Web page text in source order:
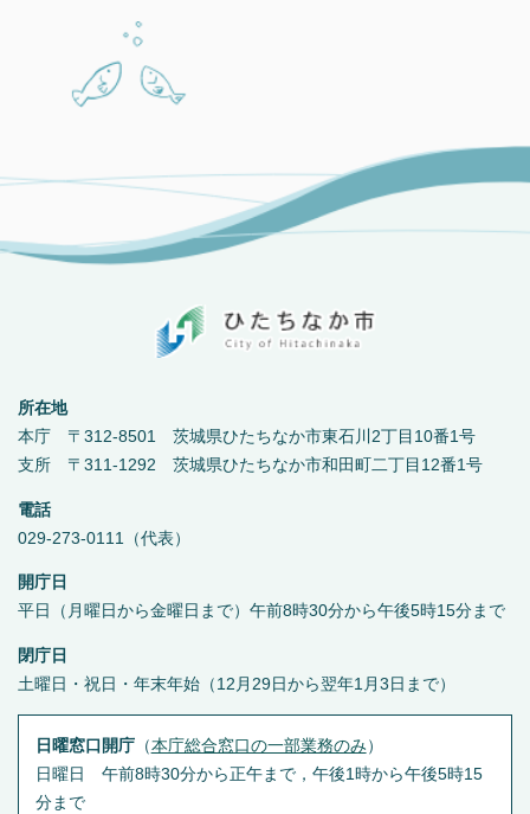
所在地
本庁 〒312-8501 茨城県ひたちなか市東石川2丁目10番1号
支所 〒311-1292 茨城県ひたちなか市和田町二丁目12番1号
電話
029-273-0111（代表）
開庁日
平日（月曜日から金曜日まで）午前8時30分から午後5時15分まで
閉庁日
土曜日・祝日・年末年始（12月29日から翌年1月3日まで）
日曜窓口開庁（本庁総合窓口の一部業務のみ ）
日曜日 午前8時30分から正午まで，午後1時から午後5時15
分まで